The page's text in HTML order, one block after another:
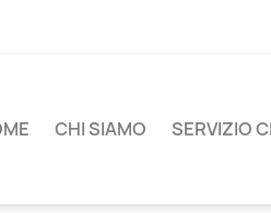
CHI SIAMO SERVIZIO